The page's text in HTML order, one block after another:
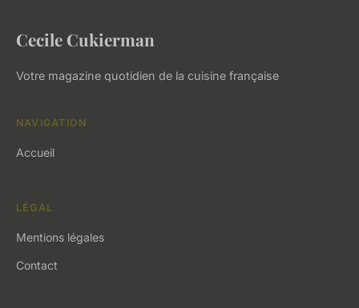
Cecile Cukierman
Votre magazine quotidien de la cuisine française
NAVIGATION
Accueil
LÉGAL
Mentions légales
Contact